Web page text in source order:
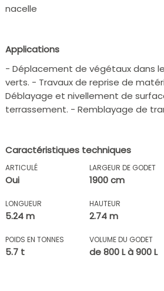
nacelle
Applications
- Déplacement de végétaux dans
verts. - Travaux de reprise de
Déblayage et nivellement de
terrassement. - Remblayage de
Caractéristiques techniques
ARTICULÉ
Oui
LARGEUR DE GODET
1900 cm
LONGUEUR
5.24 m
HAUTEUR
2.74 m
POIDS EN TONNES
5.7 t
VOLUME DU GODET
de 800 L à 900 L